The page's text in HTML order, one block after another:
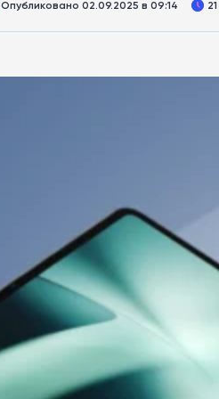
Опубликовано 02.09.2025 в 09:14